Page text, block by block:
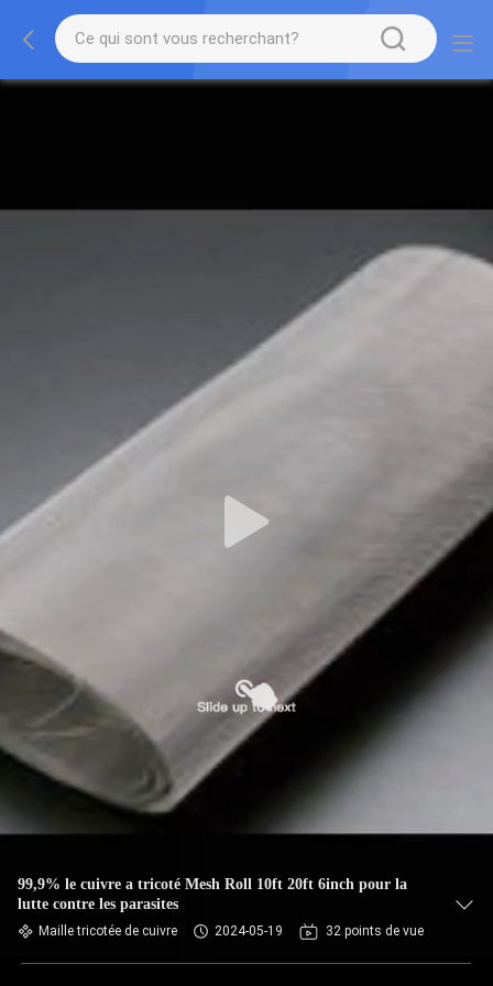
99,9% le cuivre a tricoté Mesh Roll 10ft 20ft 6inch pour la
lutte contre les parasites
Maille tricotée de cuivre 2024-05-19 32 points de vue